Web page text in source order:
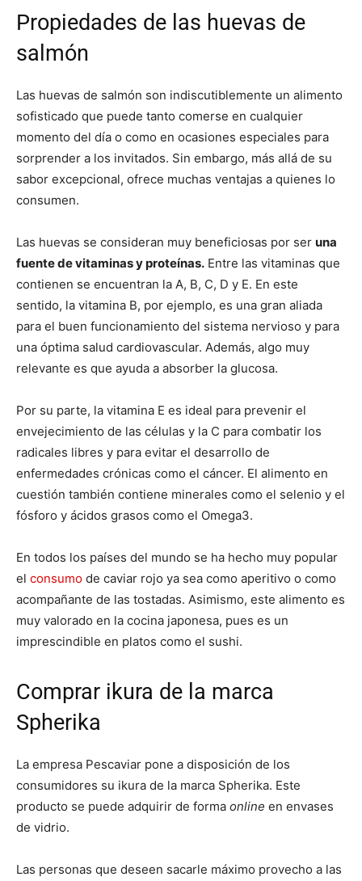
Propiedades de las huevas de
salmón
Las huevas de salmón son indiscutiblemente un alimento
sofisticado que puede tanto comerse en cualquier
momento del día o como en ocasiones especiales para
sorprender a los invitados. Sin embargo, más allá de su
sabor excepcional, ofrece muchas ventajas a quienes lo
consumen.
Las huevas se consideran muy beneficiosas por ser una
fuente de vitaminas y proteínas. Entre las vitaminas que
contienen se encuentran la A, B, C, D y E. En este
sentido, la vitamina B, por ejemplo, es una gran aliada
para el buen funcionamiento del sistema nervioso y para
una óptima salud cardiovascular. Además, algo muy
relevante es que ayuda a absorber la glucosa.
Por su parte, la vitamina E es ideal para prevenir el
envejecimiento de las células y la C para combatir los
radicales libres y para evitar el desarrollo de
enfermedades crónicas como el cáncer. El alimento en
cuestión también contiene minerales como el selenio y el
fósforo y ácidos grasos como el Omega3.
En todos los países del mundo se ha hecho muy popular
el consumo de caviar rojo ya sea como aperitivo o como
acompañante de las tostadas. Asimismo, este alimento es
muy valorado en la cocina japonesa, pues es un
imprescindible en platos como el sushi.
Comprar ikura de la marca
Spherika
La empresa Pescaviar pone a disposición de los
consumidores su ikura de la marca Spherika. Este
producto se puede adquirir de forma online en envases
de vidrio.
Las personas que deseen sacarle máximo provecho a las